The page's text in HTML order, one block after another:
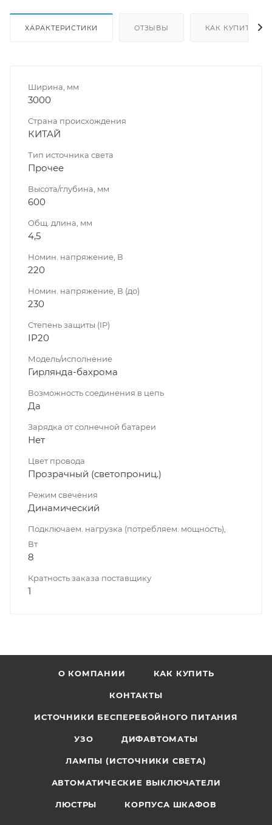
ХАРАКТЕРИСТИКИ ОТЗЫВЫ КАК КУПИТЬ
Ширина, мм
3000
Страна происхождения
КИТАЙ
Тип источника света
Прочее
Высота/глубина, мм
600
Общ. длина, мм
4,5
Номин. напряжение, В
220
Номин. напряжение, В (до)
230
Степень защиты (IP)
IP20
Модель/исполнение
Гирлянда-бахрома
Возможность соединения в цепь
Да
Зарядка от солнечной батареи
Нет
Цвет провода
Прозрачный (светопрониц.)
Режим свечения
Динамический
Подключаем. нагрузка (потребляем. мощность),
Вт
8
Кратность заказа поставщику
1
О КОМПАНИИ КАК КУПИТЬ
КОНТАКТЫ
ИСТОЧНИКИ БЕСПЕРЕБОЙНОГО ПИТАНИЯ
УЗО ДИФАВТОМАТЫ
ЛАМПЫ (ИСТОЧНИКИ СВЕТА)
АВТОМАТИЧЕСКИЕ ВЫКЛЮЧАТЕЛИ
ЛЮСТРЫ КОРПУСА ШКАФОВ